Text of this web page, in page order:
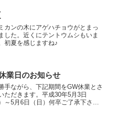
も対応させて頂いて...
カンの木にアゲハチョウがとまっ
した。近くにテントウムシもいま
初夏を感じますね♪
業日のお知らせ
手ながら、下記期間をGW休業とさ
ただきます。平成30年5月3日
～5月6日（日）何卒ご了承下さい